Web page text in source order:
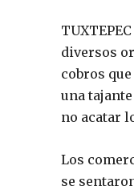
diversos
cobros
una
no acatar
Los
se